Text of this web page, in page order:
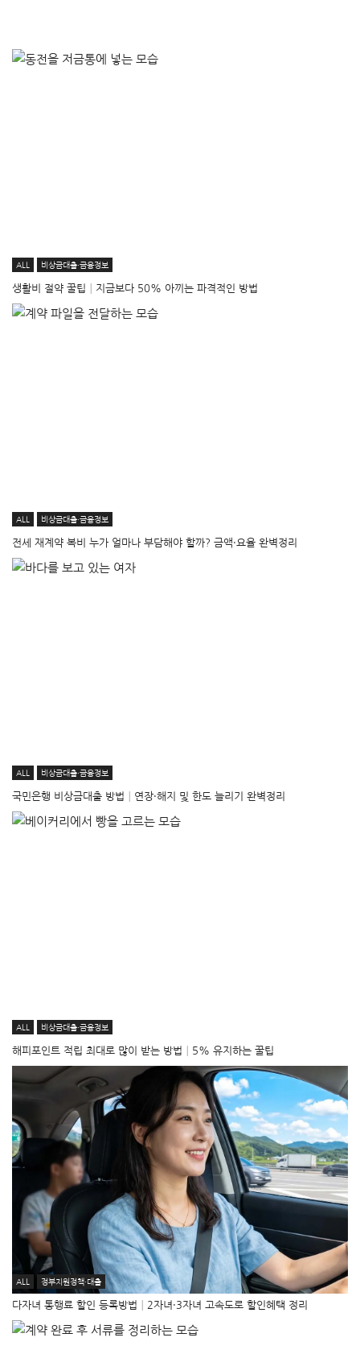
ALL 비상금대출·금융정보
생활비 절약 꿀팁│지금보다 50% 아끼는 파격적인 방법
ALL 비상금대출·금융정보
전세 재계약 복비 누가 얼마나 부담해야 할까? 금액·요율 완벽정리
ALL 비상금대출·금융정보
국민은행 비상금대출 방법│연장·해지 및 한도 늘리기 완벽정리
ALL 비상금대출·금융정보
해피포인트 적립 최대로 많이 받는 방법│5% 유지하는 꿀팁
ALL 정부지원정책·대출
다자녀 통행료 할인 등록방법│2자녀·3자녀 고속도로 할인혜택 정리